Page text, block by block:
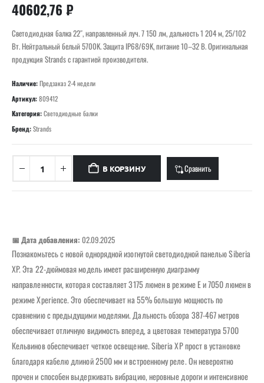
40602,76 ₽
Светодиодная балка 22″, направленный луч. 7 150 лм, дальность 1 204 м, 25/102
Вт. Нейтральный белый 5700K. Защита IP68/69K, питание 10–32 В. Оригинальная
продукция Strands с гарантией производителя.
Наличие:Предзаказ 2-4 недели
Артикул:809412
Категория:Светодиодные балки
Бренд:Strands
В КОРЗИНУ Сравнить
📅 Дата добавления: 02.09.2025
Познакомьтесь с новой однорядной изогнутой светодиодной панелью Siberia
XP. Эта 22-дюймовая модель имеет расширенную диаграмму
направленности, которая составляет 3175 люмен в режиме E и 7050 люмен в
режиме Xperience. Это обеспечивает на 55% большую мощность по
сравнению с предыдущими моделями. Дальность обзора 387-467 метров
обеспечивает отличную видимость вперед, а цветовая температура 5700
Кельвинов обеспечивает четкое освещение. Siberia XP прост в установке
благодаря кабелю длиной 2500 мм и встроенному реле. Он невероятно
прочен и способен выдерживать вибрацию, неровные дороги и интенсивное